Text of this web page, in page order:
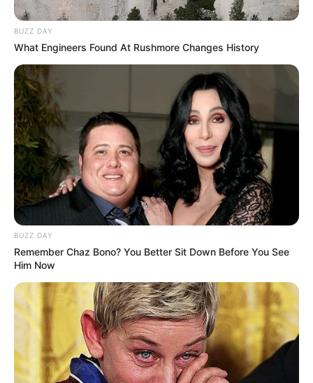
BUZZ DAY
What Engineers Found At Rushmore Changes History
BUZZ DAY
Remember Chaz Bono? You Better Sit Down Before You See
Him Now